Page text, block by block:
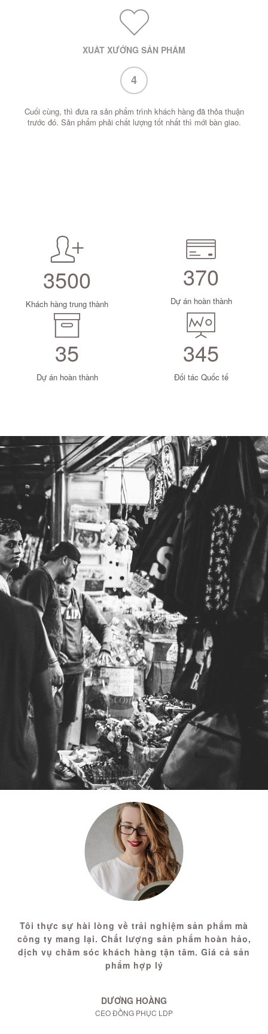
XUẤT XƯỞNG SẢN PHẨM
4
Cuối cùng, thì đưa ra sản phẩm trình khách hàng đã thỏa thuận
trước đó. Sản phẩm phải chất lượng tốt nhất thì mới bàn giao.
3500
Khách hàng trung thành
370
Dự án hoàn thành
35
Dự án hoàn thành
345
Đối tác Quốc tế
Tôi thực sự hài lòng về trải nghiệm sản phẩm mà
công ty mang lại. Chất lượng sản phẩm hoàn hảo,
dịch vụ chăm sóc khách hàng tận tâm. Giá cả sản
phẩm hợp lý
DƯƠNG HOÀNG
CEO ĐỒNG PHỤC LDP